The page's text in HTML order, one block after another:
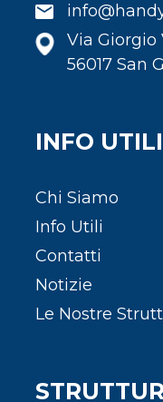
Via Giorgio
56017 San
INFO UTILI
Chi Siamo
Info Utili
Contatti
Notizie
Le Nostre